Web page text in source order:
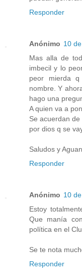
Responder
Anónimo 10
Mas alla de
imbecil y lo
peor mierda
nombre. Y
hago una
A quien va a
Se acuerdan de
por dios q se
Saludos y
Responder
Anónimo 10
Estoy
Que manía
política en el
Se te nota
Responder